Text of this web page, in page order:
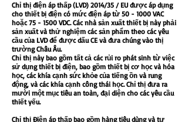
Chỉ thị điện áp thấp (LVD) 2014/35 / EU được áp dụng
cho thiết bị điện có mức điện áp từ 50 - 1000 VAC
hoặc 75 - 1500 VDC. Các nhà sản xuất thiết bị này phải
sản xuất và thử nghiệm các sản phẩm theo các yêu
cầu của LVD để được dấu CE và đưa chúng vào thị
trường Châu Âu.
Chỉ thị này bao gồm tất cả các rủi ro phát sinh từ việc
sử dụng thiết bị điện, bao gồm thiết bị cơ học và hóa
học, các khía cạnh sức khỏe của tiếng ồn và rung
động, và các khía cạnh công thái học. Chỉ thị đưa ra
mười một mục tiêu an toàn, đại diện cho các yêu cầu
thiết yếu.
Chỉ thị Điện áp thấp bao gồm hàng tiêu dùng và tư